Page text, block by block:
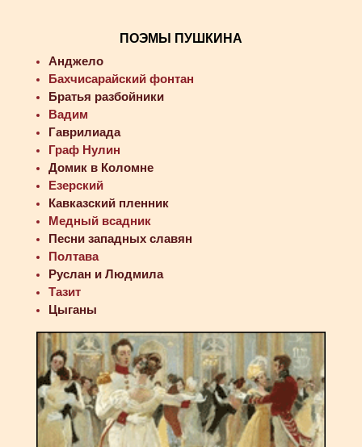
ПОЭМЫ ПУШКИНА
Анджело
Бахчисарайский фонтан
Братья разбойники
Вадим
Гаврилиада
Граф Нулин
Домик в Коломне
Езерский
Кавказский пленник
Медный всадник
Песни западных славян
Полтава
Руслан и Людмила
Тазит
Цыганы